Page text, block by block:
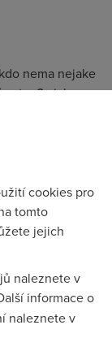
nema nejake
jako
odpovedi
10 mbps,
ale reálný
tento rychlejší
Mbit funguje
cookies pro
tomto
jejich
naleznete v
informace o
naleznete v